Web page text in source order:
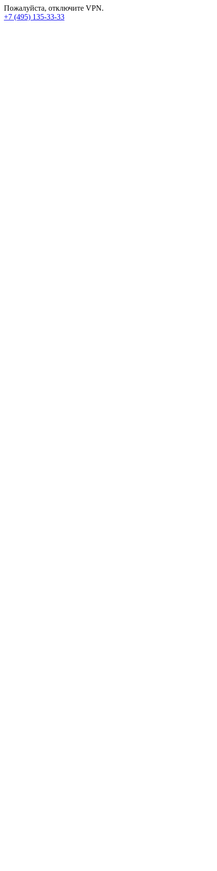
Пожалуйста, отключите VPN.
+7 (495) 135-33-33